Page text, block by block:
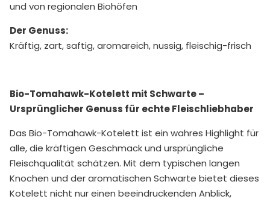
und von regionalen Biohöfen
Der Genuss:
Kräftig, zart, saftig, aromareich, nussig, fleischig-frisch
Bio-Tomahawk-Kotelett mit Schwarte –
Ursprünglicher Genuss für echte Fleischliebhaber
Das Bio-Tomahawk-Kotelett ist ein wahres Highlight für
alle, die kräftigen Geschmack und ursprüngliche
Fleischqualität schätzen. Mit dem typischen langen
Knochen und der aromatischen Schwarte bietet dieses
Kotelett nicht nur einen beeindruckenden Anblick,